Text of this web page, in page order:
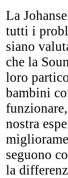
La
tutti i
siano
che la
loro
bambini
nostra
seguono
la